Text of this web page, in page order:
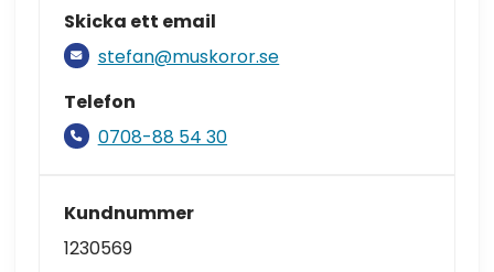
Skicka ett email
stefan@muskoror.se
Telefon
0708-88 54 30
Kundnummer
1230569